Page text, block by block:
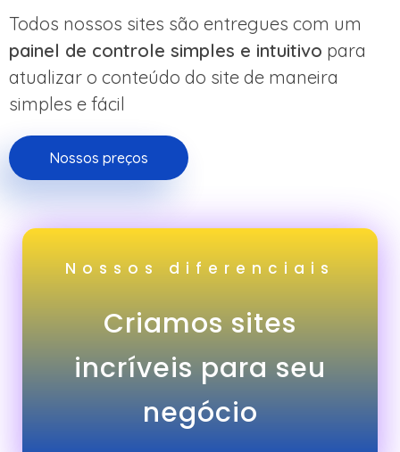
Todos nossos sites são entregues com um
painel de controle simples e intuitivo para
atualizar o conteúdo do site de maneira
simples e fácil
Nossos preços
Nossos diferenciais
Criamos sites
incríveis para seu
negócio